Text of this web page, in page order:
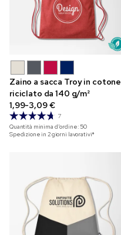
Zaino a sacca Troy in cotone
riciclato da 140 g/m²
1,99-3,09 €
7
Quantità minima d'ordine: 50
Spedizione in 2 giorni lavorativi*